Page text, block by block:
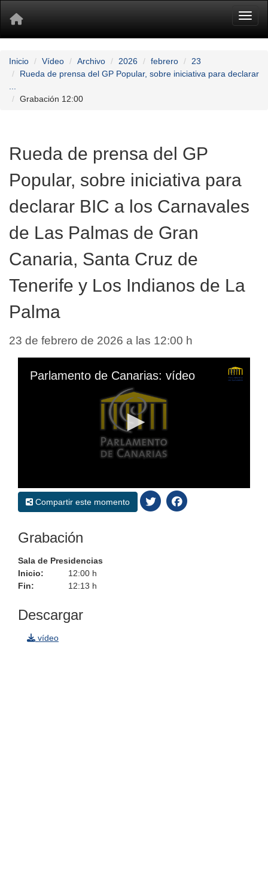
Inicio Vídeo Archivo 2026 febrero
23
Rueda de prensa del GP Popular, sobre iniciativa para declarar
Grabación 12:00
Rueda de prensa del GP
Popular, sobre iniciativa para
declarar BIC a los Carnavales
de Las Palmas de Gran
Canaria, Santa Cruz de
Tenerife y Los Indianos de La
Palma
23 de febrero de 2026 a las 12:00 h
Parlamento de Canarias: vídeo
0
seconds
of
minutes,
7
Compartir este momento
Grabación
Sala de Presidencias
Inicio:
12:00 h
Fin:
12:13 h
Descargar
vídeo